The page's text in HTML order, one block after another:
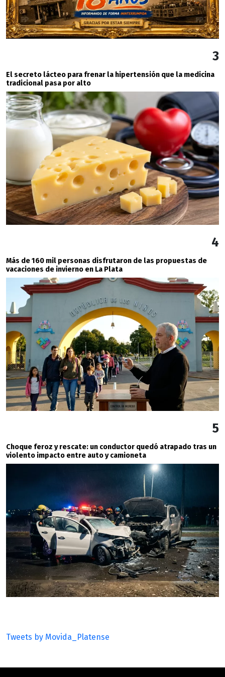
3
El secreto lácteo para frenar la hipertensión que la medicina
tradicional pasa por alto
4
Más de 160 mil personas disfrutaron de las propuestas de
vacaciones de invierno en La Plata
5
Choque feroz y rescate: un conductor quedó atrapado tras un
violento impacto entre auto y camioneta
Tweets by Movida_Platense